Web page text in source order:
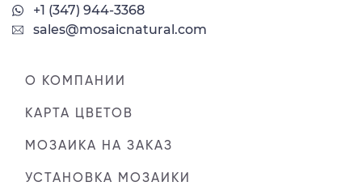
+1 (347) 944-3368
sales@mosaicnatural.com
О КОМПАНИИ
КАРТА ЦВЕТОВ
МОЗАИКА НА ЗАКАЗ
УСТАНОВКА МОЗАИКИ